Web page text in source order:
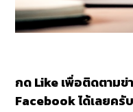
กด Like เพื่อติดตามข่
Facebook ได้เลยครั